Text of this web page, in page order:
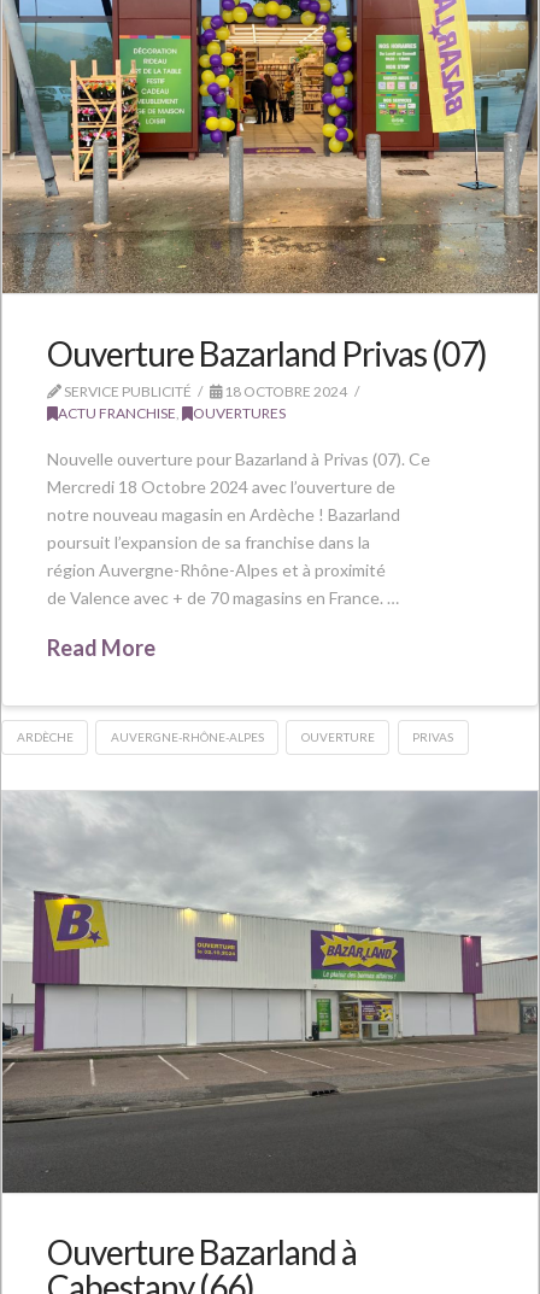
Ouverture Bazarland Privas (07)
SERVICE PUBLICITÉ
18 OCTOBRE 2024
ACTU FRANCHISE
OUVERTURES
Nouvelle ouverture pour Bazarland à Privas (07). Ce
Mercredi 18 Octobre 2024 avec l’ouverture de
notre nouveau magasin en Ardèche ! Bazarland
poursuit l’expansion de sa franchise dans la
région Auvergne-Rhône-Alpes et à proximité
de Valence avec + de 70 magasins en France. …
Read More
ARDÈCHE AUVERGNE-RHÔNE-ALPES OUVERTURE PRIVAS
Ouverture Bazarland à